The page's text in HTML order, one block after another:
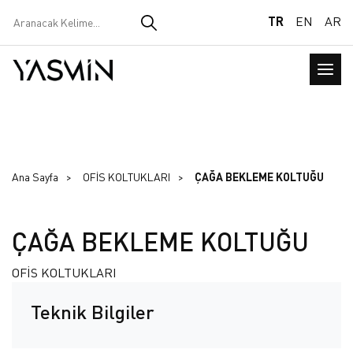
TR EN AR
Ana Sayfa OFİS KOLTUKLARI ÇAĞA BEKLEME KOLTUĞU
ÇAĞA BEKLEME KOLTUĞU
OFİS KOLTUKLARI
Teknik Bilgiler